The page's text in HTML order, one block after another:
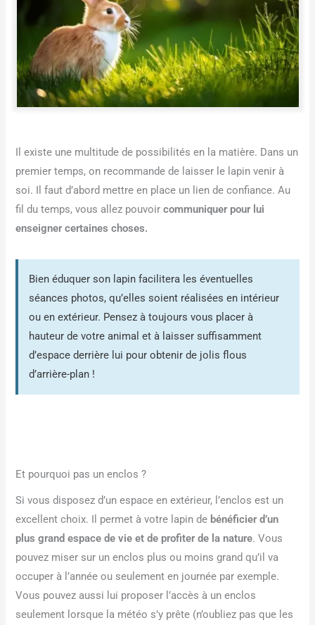
Il existe une multitude de possibilités en la matière. Dans un
premier temps, on recommande de laisser le lapin venir à
soi. Il faut d’abord mettre en place un lien de confiance. Au
fil du temps, vous allez pouvoircommuniquer pour lui
enseigner certaines choses.
Bien éduquer son lapin facilitera les éventuelles
séances photos, qu’elles soient réalisées en intérieur
ou en extérieur. Pensez à toujours vous placer à
hauteur de votre animal et à laisser suffisamment
d’espace derrière lui pour obtenir de jolis flous
d’arrière-plan !
Et pourquoi pas un enclos ?
Si vous disposez d’un espace en extérieur, l’enclos est un
excellent choix. Il permet à votre lapin de bénéficier d’un
plus grand espace de vie et de profiter de la nature. Vous
pouvez miser sur un enclos plus ou moins grand qu’il va
occuper à l’année ou seulement en journée par exemple.
Vous pouvez aussi lui proposer l’accès à un enclos
seulement lorsque la météo s’y prête (n’oubliez pas que les